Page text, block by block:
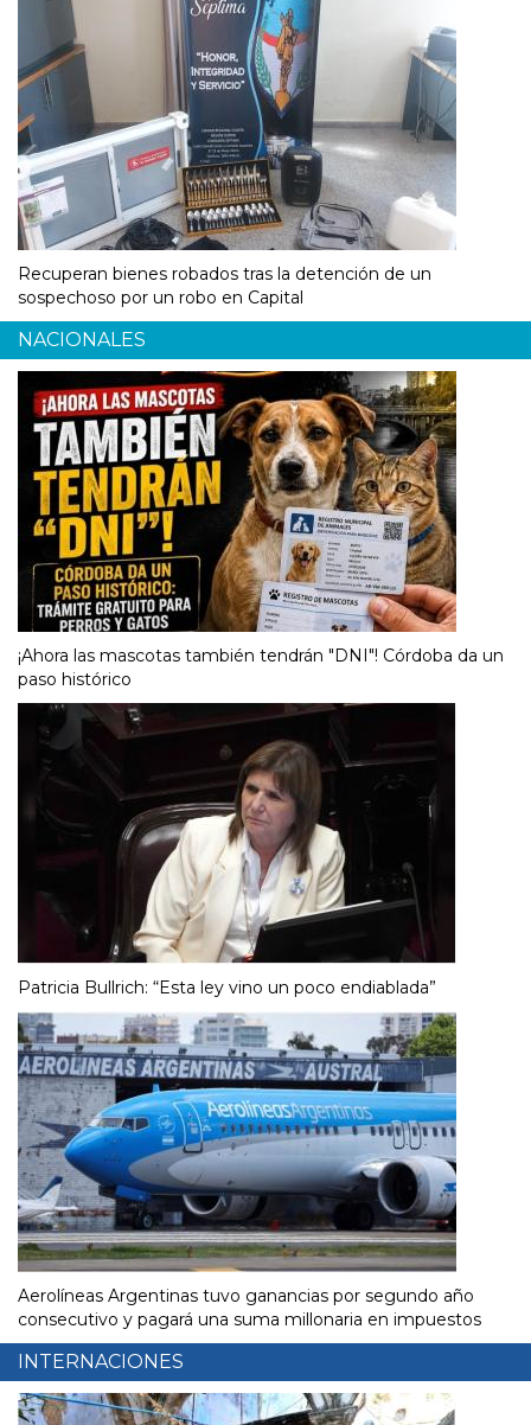
Recuperan bienes robados tras la detención de un
sospechoso por un robo en Capital
NACIONALES
¡Ahora las mascotas también tendrán "DNI"! Córdoba da un
paso histórico
Patricia Bullrich: “Esta ley vino un poco endiablada”
Aerolíneas Argentinas tuvo ganancias por segundo año
consecutivo y pagará una suma millonaria en impuestos
INTERNACIONES